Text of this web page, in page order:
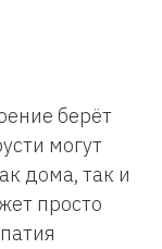
берёт
могут
дома, так и
просто